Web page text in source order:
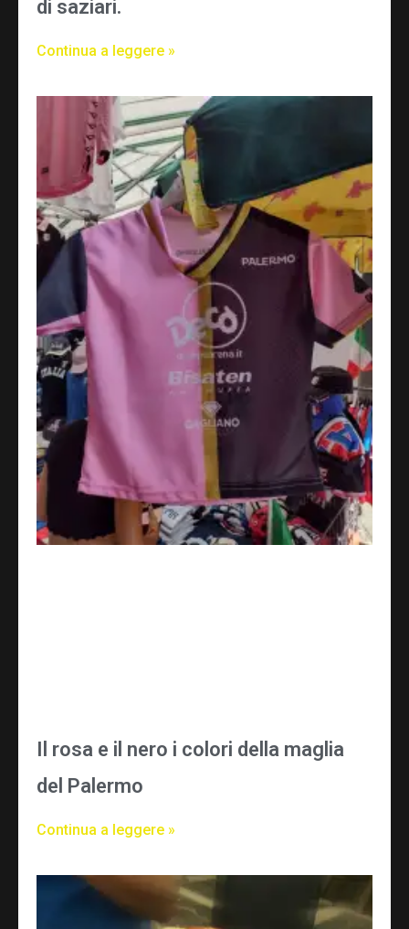
di saziari.
Continua a leggere »
Il rosa e il nero i colori della maglia
del Palermo
Continua a leggere »